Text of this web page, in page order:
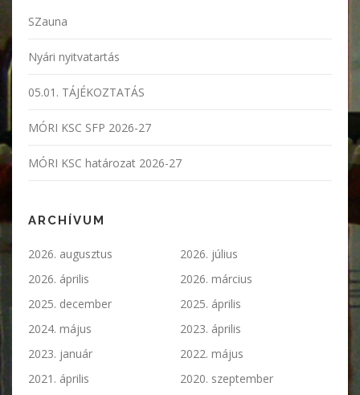
SZauna
Nyári nyitvatartás
05.01. TÁJÉKOZTATÁS
MÓRI KSC SFP 2026-27
MÓRI KSC határozat 2026-27
ARCHÍVUM
2026. augusztus
2026. július
2026. április
2026. március
2025. december
2025. április
2024. május
2023. április
2023. január
2022. május
2021. április
2020. szeptember